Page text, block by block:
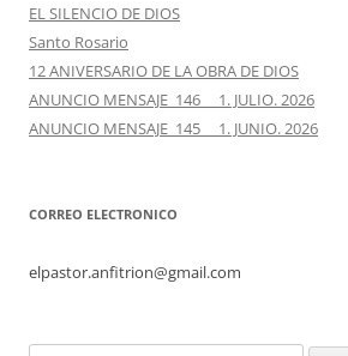
EL SILENCIO DE DIOS
Santo Rosario
12 ANIVERSARIO DE LA OBRA DE DIOS
ANUNCIO MENSAJE 146 1. JULIO. 2026
ANUNCIO MENSAJE 145 1. JUNIO. 2026
CORREO ELECTRONICO
elpastor.anfitrion@gmail.com